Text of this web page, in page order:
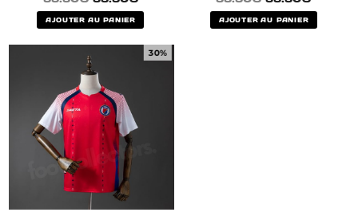
AJOUTER AU PANIER AJOUTER AU PANIER
30%